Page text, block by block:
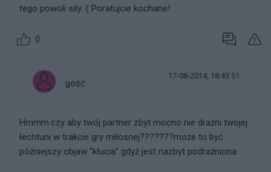
tego powoli siły :( Poratujcie kochane!
0
gość
17-08-2014, 18:43:51
Hmmm.czy aby twój partner zbyt mocno nie drażni twojej
łechtuni w trakcie gry miłosnej???????może to być
późniejszy objaw "kłucia" gdyż jest nazbyt podrażniona